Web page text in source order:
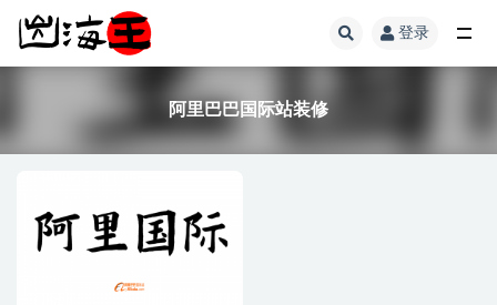
登录
阿里巴巴国际站装修
全部